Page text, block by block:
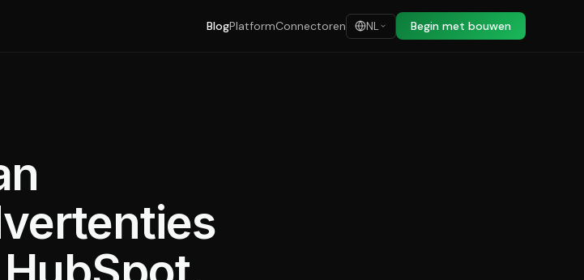
BlogPlatformConnectoren NL Begin met bouwen